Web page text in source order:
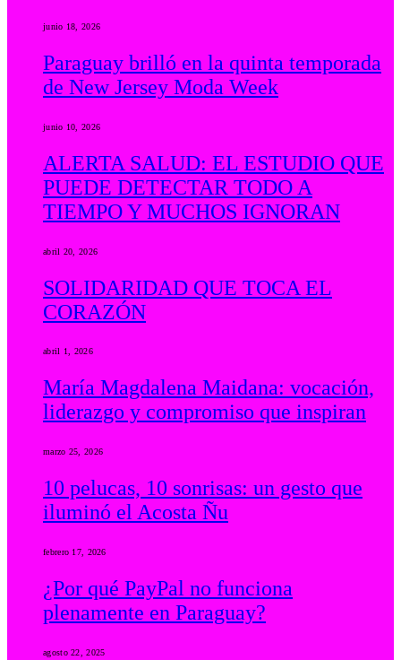
junio 18, 2026
Paraguay brilló en la quinta temporada
de New Jersey Moda Week
junio 10, 2026
ALERTA SALUD: EL ESTUDIO QUE
PUEDE DETECTAR TODO A
TIEMPO Y MUCHOS IGNORAN
abril 20, 2026
SOLIDARIDAD QUE TOCA EL
CORAZÓN
abril 1, 2026
María Magdalena Maidana: vocación,
liderazgo y compromiso que inspiran
marzo 25, 2026
10 pelucas, 10 sonrisas: un gesto que
iluminó el Acosta Ñu
febrero 17, 2026
¿Por qué PayPal no funciona
plenamente en Paraguay?
agosto 22, 2025